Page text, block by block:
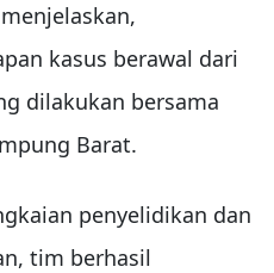
kasus berawal dari
dilakukan bersama
Barat.
penyelidikan dan
tim berhasil